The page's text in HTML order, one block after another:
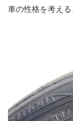
車の性格を考える